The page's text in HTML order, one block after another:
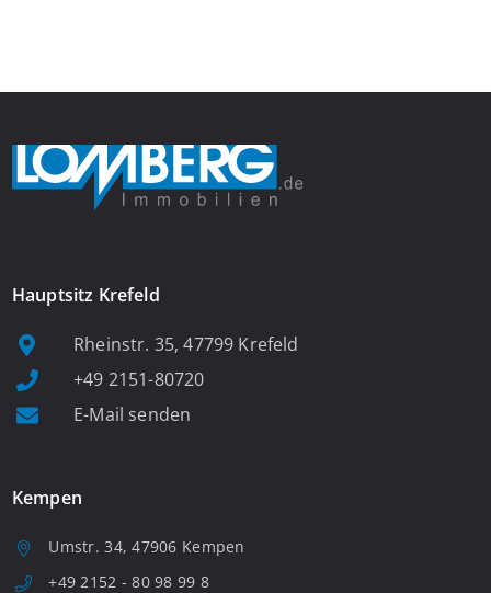
Hauptsitz Krefeld
Rheinstr. 35, 47799 Krefeld
+49 2151-80720
E-Mail senden
Kempen
Umstr. 34, 47906 Kempen
+49 2152 - 80 98 99 8